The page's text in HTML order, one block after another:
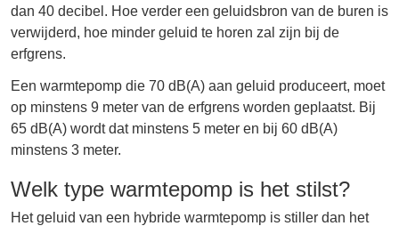
dan 40 decibel. Hoe verder een geluidsbron van de buren is
verwijderd, hoe minder geluid te horen zal zijn bij de
erfgrens.
Een warmtepomp die 70 dB(A) aan geluid produceert, moet
op minstens 9 meter van de erfgrens worden geplaatst. Bij
65 dB(A) wordt dat minstens 5 meter en bij 60 dB(A)
minstens 3 meter.
Welk type warmtepomp is het stilst?
Het geluid van een hybride warmtepomp is stiller dan het